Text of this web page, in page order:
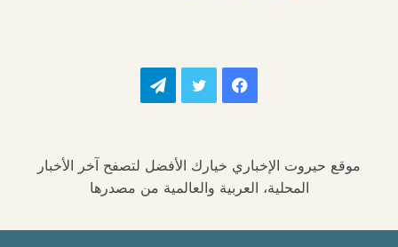
فيسبوك تويتر تيلقرام
موقع حيروت الإخباري خيارك الأفضل لتصفح آخر الأخبار
المحلية، العربية والعالمية من مصدرها